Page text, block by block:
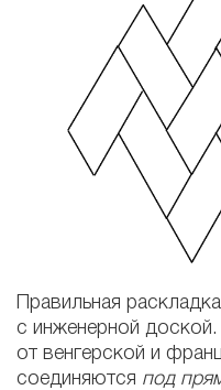
Правильная
с инженерной доской.
от венгерской и
соединяются под